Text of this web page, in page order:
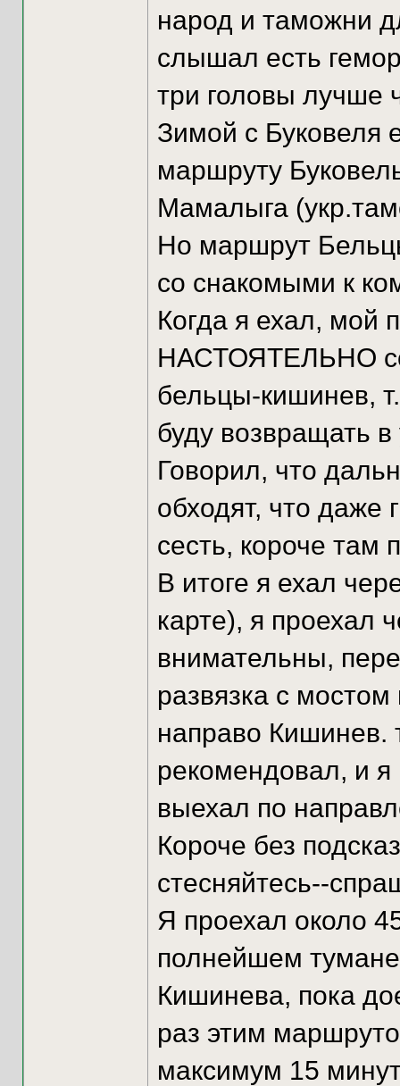
народ и таможни
слышал есть
три головы лучше
Зимой с Буковеля
маршруту
Мамалыга
Но маршрут
со снакомыми к
Когда я ехал, мой
НАСТОЯТЕЛЬНО
бельцы-кишинев,
буду возвращать в
Говорил, что
обходят, что даже
сесть, короче там
В итоге я ехал
карте), я проехал
внимательны,
развязка с мостом
направо Кишинев.
рекомендовал, и я
выехал по
Короче без
стесняйтесь--
Я проехал около
полнейшем
Кишинева, пока
раз этим
максимум 15